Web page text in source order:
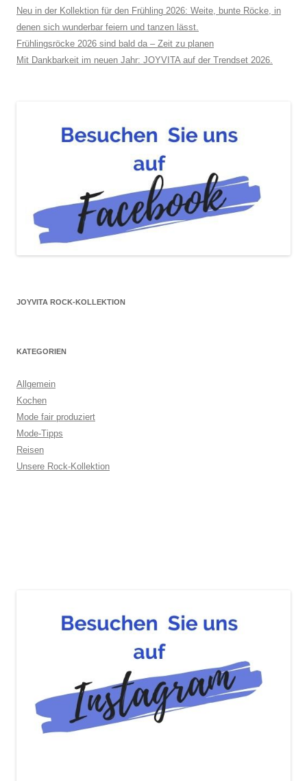
Neu in der Kollektion für den Frühling 2026: Weite, bunte Röcke, in
denen sich wunderbar feiern und tanzen lässt.
Frühlingsröcke 2026 sind bald da – Zeit zu planen
Mit Dankbarkeit im neuen Jahr: JOYVITA auf der Trendset 2026.
JOYVITA ROCK-KOLLEKTION
KATEGORIEN
Allgemein
Kochen
Mode fair produziert
Mode-Tipps
Reisen
Unsere Rock-Kollektion